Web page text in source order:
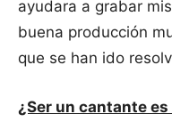
ayudara a grabar
buena producción
que se han ido
¿Ser un cantante